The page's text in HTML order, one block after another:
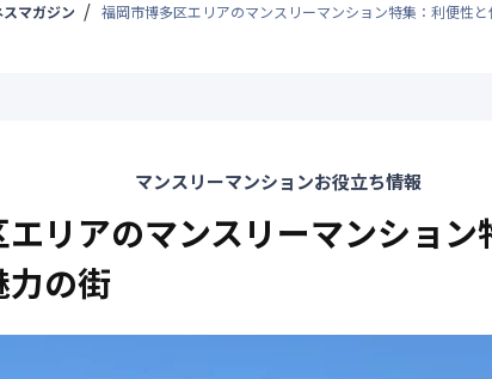
マガジン 福岡市博多区エリアのマンスリーマンション特集：利便性
マンスリーマンションお役立ち情報
リアのマンスリーマンショ
力の街